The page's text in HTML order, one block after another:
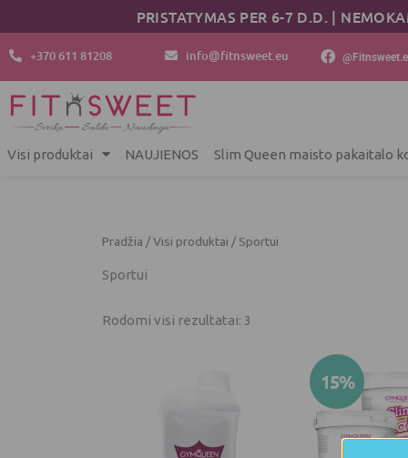
prie
turinio
PRISTATYMAS PER 6-7 D.D. |
+370 611 81208 info@fitnsweet.eu
Visi produktai NAUJIENOS Slim Queen maisto pakaitalo
Pradžia /Visi produktai / Sportui
Sportui
Rodomi visi rezultatai: 3
pagal
populiarumą
15% Original
price
was:
147.92